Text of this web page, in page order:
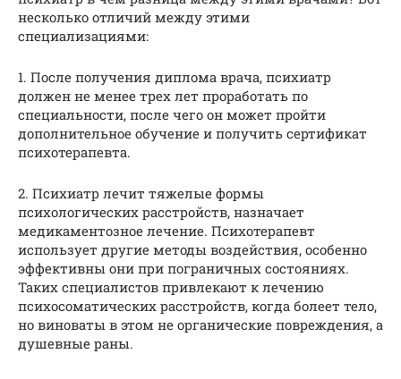
несколько отличий между этими
специализациями:
1. После получения диплома врача, психиатр
должен не менее трех лет проработать по
специальности, после чего он может пройти
дополнительное обучение и получить сертификат
психотерапевта.
2. Психиатр лечит тяжелые формы
психологических расстройств, назначает
медикаментозное лечение. Психотерапевт
использует другие методы воздействия, особенно
эффективны они при пограничных состояниях.
Таких специалистов привлекают к лечению
психосоматических расстройств, когда болеет тело,
но виноваты в этом не органические повреждения, а
душевные раны.